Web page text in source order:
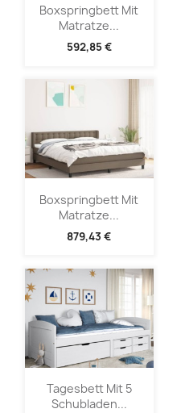
Boxspringbett Mit
Matratze...
592,85 €
Boxspringbett Mit
Matratze...
879,43 €
Tagesbett Mit 5
Schubladen...